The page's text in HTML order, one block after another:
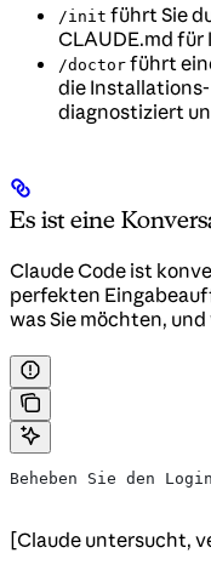
/init führt Sie
CLAUDE.md für
/doctor führt
die
diagnostiziert
Es ist eine
Claude Code ist
perfekten
was Sie möchten,
Beheben Sie den
[Claude untersucht,